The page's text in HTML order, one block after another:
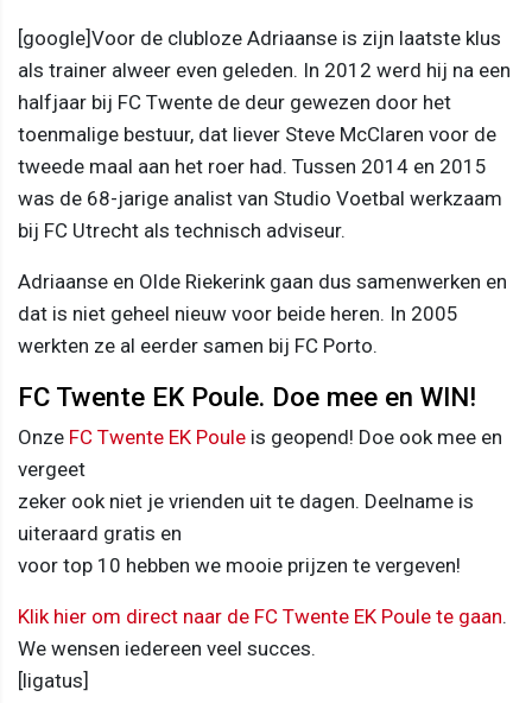
[google]Voor de clubloze Adriaanse is zijn laatste klus
als trainer alweer even geleden. In 2012 werd hij na een
halfjaar bij FC Twente de deur gewezen door het
toenmalige bestuur, dat liever Steve McClaren voor de
tweede maal aan het roer had. Tussen 2014 en 2015
was de 68-jarige analist van Studio Voetbal werkzaam
bij FC Utrecht als technisch adviseur.
Adriaanse en Olde Riekerink gaan dus samenwerken en
dat is niet geheel nieuw voor beide heren. In 2005
werkten ze al eerder samen bij FC Porto.
FC Twente EK Poule. Doe mee en WIN!
Onze FC Twente EK Poule is geopend! Doe ook mee en
vergeet
zeker ook niet je vrienden uit te dagen. Deelname is
uiteraard gratis en
voor top 10 hebben we mooie prijzen te vergeven!
Klik hier om direct naar de FC Twente EK Poule te gaan.
We wensen iedereen veel succes.
[ligatus]